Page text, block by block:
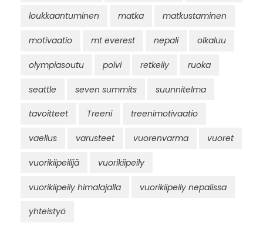
loukkaantuminen matka matkustaminen
motivaatio mt everest nepali olkaluu
olympiasoutu polvi retkeily ruoka
seattle seven summits suunnitelma
tavoitteet Treeni treenimotivaatio
vaellus varusteet vuorenvarma vuoret
vuorikiipeilijä vuorikiipeily
vuorikiipeily himalajalla vuorikiipeily nepalissa
yhteistyö